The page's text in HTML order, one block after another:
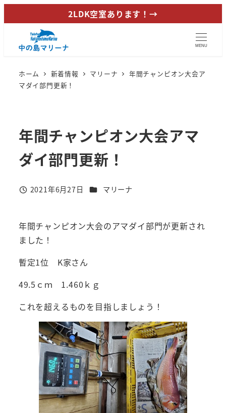
イ
2LDK空室あります！→
MENU
ホーム 新着情報 マリーナ
年間チャンピオン大会ア
マダイ部門更新！
年間チャンピオン大会アマ
ダイ部門更新！
投稿日
2021年6月27日 カテゴリー
マリーナ
年間チャンピオン大会のアマダイ部門が更新され
ました！
暫定1位 K家さん
49.5ｃｍ 1.460ｋｇ
これを超えるものを目指しましょう！